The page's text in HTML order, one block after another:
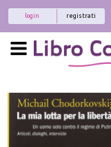
registrati
login